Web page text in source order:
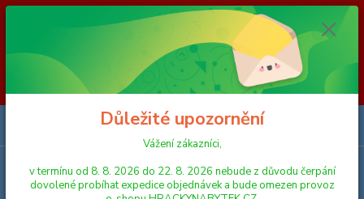
Vážení zákazníci, v termínu od 8. 8. 2026 do 23. 8. 2026 nebude z
důvodu čerpání dovolené probíhat expedice objednávek a bude omezen
provoz e-shopu HRACKYNABYTEK.CZ. Objednávky přijaté, nebo
uhrazené do čtvrtka 6. 8. 2026 budou expedovány v pátek 7. 8. 2026.
Objednávky přijaté, nebo uhrazené od pátku 7. 8. 2026 do neděle 23. 8.
2026 budou postupně expedovány od pondělí 24. 8. 2026. Děkujeme za
pochopení HRACKYNABYTEK.CZ
Menu
Důležité upozornění
Vážení zákazníci,
v termínu od 8. 8. 2026 do 22. 8. 2026 nebude z důvodu čerpání
dovolené probíhat expedice objednávek a bude omezen provoz